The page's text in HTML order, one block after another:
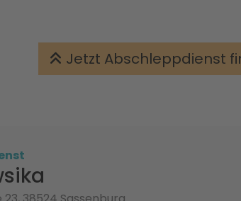
Jetzt Abschleppdienst